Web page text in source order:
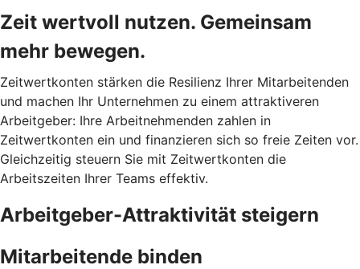
Zeit wertvoll nutzen. Gemeinsam
mehr bewegen.
Zeitwertkonten stärken die Resilienz Ihrer Mitarbeitenden
und machen Ihr Unternehmen zu einem attraktiveren
Arbeitgeber: Ihre Arbeitnehmenden zahlen in
Zeitwertkonten ein und finanzieren sich so freie Zeiten vor.
Gleichzeitig steuern Sie mit Zeitwertkonten die
Arbeitszeiten Ihrer Teams effektiv.
Arbeitgeber-Attraktivität steigern
Mitarbeitende binden